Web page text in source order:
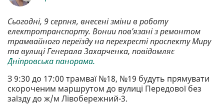
Сьогодні, 9 серпня, внесені зміни в роботу
електротранспорту. Вонии пов’язані з ремонтом
трамвайного переїзду на перехресті проспекту Миру
та вулиці Генерала Захарченка, повідомляє
Дніпровська панорама.
З 9:30 до 17:00 трамваї №18, №19 будуть прямувати
скороченим маршрутом до вулиці Передової без
заїзду до ж/м Лівобережний-3.